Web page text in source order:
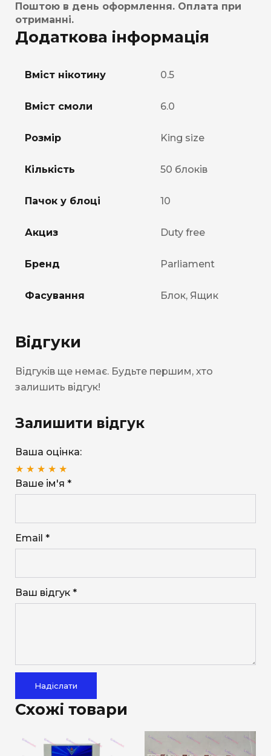
Поштою в день оформлення. Оплата при
отриманні.
Додаткова інформація
Вміст нікотину 0.5
Вміст смоли 6.0
Розмір King size
Кількість 50 блоків
Пачок у блоці 10
Акциз Duty free
Бренд Parliament
Фасування Блок, Ящик
Відгуки
Відгуків ще немає. Будьте першим, хто
залишить відгук!
Залишити відгук
Ваша оцінка:
★ ★ ★ ★ ★
Ваше ім'я *
Email *
Ваш відгук *
Надіслати
Схожі товари